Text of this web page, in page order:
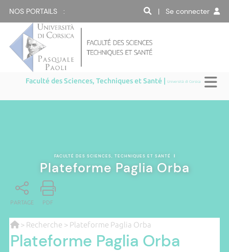
NOS PORTAILS : | Se connecter
Faculté des Sciences, Techniques et Santé |Università di Corsica
FACULTÉ DES SCIENCES, TECHNIQUES ET SANTÉ |
Plateforme Paglia Orba
PARTAGE PDF
> Recherche > Plateforme Paglia Orba
Plateforme Paglia Orba